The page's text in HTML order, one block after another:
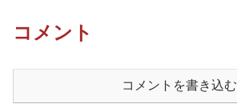
コメント
コメントを書き込む